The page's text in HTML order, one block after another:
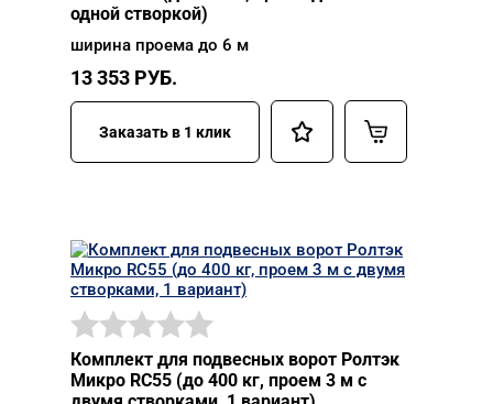
одной створкой)
ширина проема до 6 м
13 353 РУБ.
Заказать в 1 клик
Комплект для подвесных ворот Ролтэк
Микро RC55 (до 400 кг, проем 3 м с